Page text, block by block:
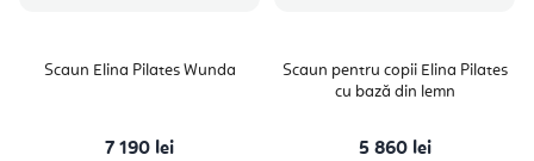
Scaun Elina Pilates Wunda
7 190 lei
Scaun pentru copii Elina Pilates
cu bază din lemn
5 860 lei